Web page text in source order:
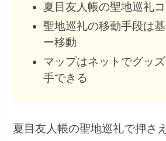
夏目友人帳の聖地巡礼
聖地巡礼の移動手段は
ー移動
マップはネットでグッ
手できる
夏目友人帳の聖地巡礼で押さ